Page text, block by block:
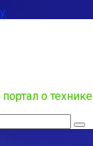
о технике